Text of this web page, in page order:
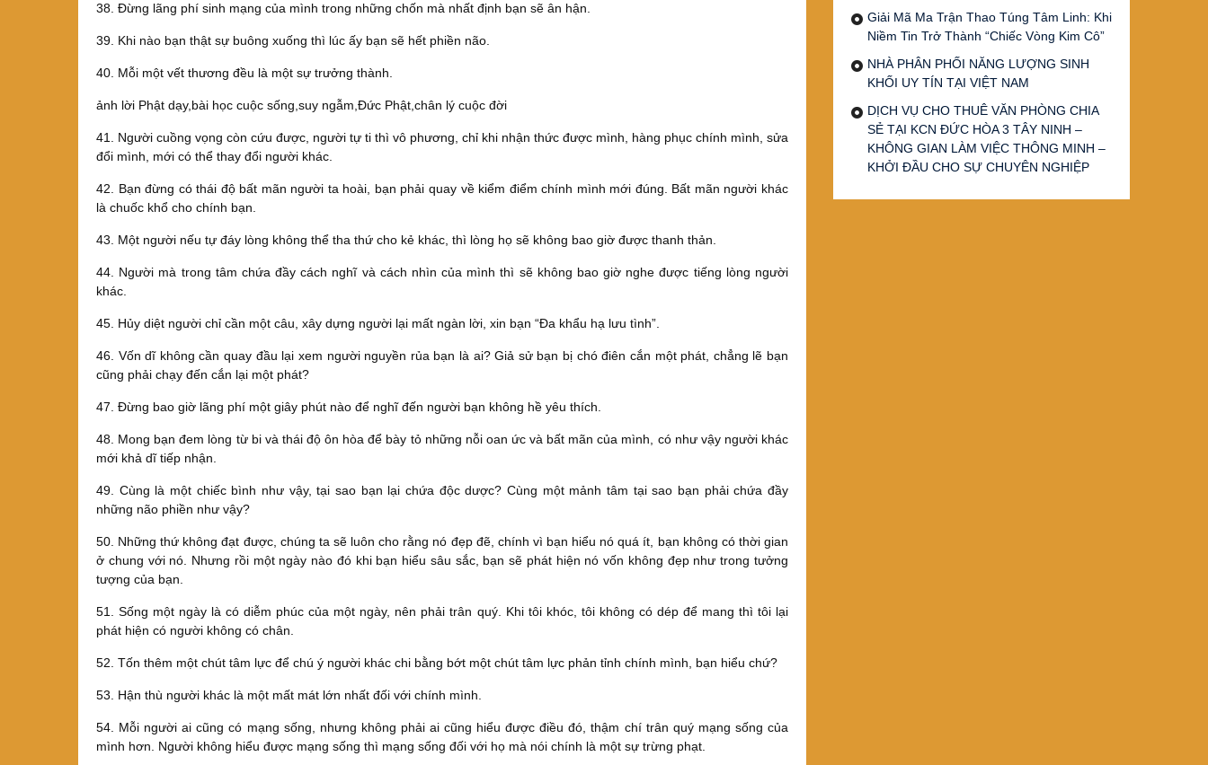
38. Đừng lãng phí sinh mạng của mình trong những chốn mà nhất định bạn sẽ ân hận.
39. Khi nào bạn thật sự buông xuống thì lúc ấy bạn sẽ hết phiền não.
40. Mỗi một vết thương đều là một sự trưởng thành.
ảnh lời Phật dạy,bài học cuộc sống,suy ngẫm,Đức Phật,chân lý cuộc đời
41. Người cuồng vọng còn cứu được, người tự ti thì vô phương, chỉ khi nhận thức được mình, hàng phục chính mình, sửa
đổi mình, mới có thể thay đổi người khác.
42. Bạn đừng có thái độ bất mãn người ta hoài, bạn phải quay về kiểm điểm chính mình mới đúng. Bất mãn người khác
là chuốc khổ cho chính bạn.
43. Một người nếu tự đáy lòng không thể tha thứ cho kẻ khác, thì lòng họ sẽ không bao giờ được thanh thản.
44. Người mà trong tâm chứa đầy cách nghĩ và cách nhìn của mình thì sẽ không bao giờ nghe được tiếng lòng người
khác.
45. Hủy diệt người chỉ cần một câu, xây dựng người lại mất ngàn lời, xin bạn “Đa khẩu hạ lưu tình”.
46. Vốn dĩ không cần quay đầu lại xem người nguyền rủa bạn là ai? Giả sử bạn bị chó điên cắn một phát, chẳng lẽ bạn
cũng phải chạy đến cắn lại một phát?
47. Đừng bao giờ lãng phí một giây phút nào để nghĩ đến người bạn không hề yêu thích.
48. Mong bạn đem lòng từ bi và thái độ ôn hòa để bày tỏ những nỗi oan ức và bất mãn của mình, có như vậy người khác
mới khả dĩ tiếp nhận.
49. Cùng là một chiếc bình như vậy, tại sao bạn lại chứa độc dược? Cùng một mảnh tâm tại sao bạn phải chứa đầy
những não phiền như vậy?
50. Những thứ không đạt được, chúng ta sẽ luôn cho rằng nó đẹp đẽ, chính vì bạn hiểu nó quá ít, bạn không có thời gian
ở chung với nó. Nhưng rồi một ngày nào đó khi bạn hiểu sâu sắc, bạn sẽ phát hiện nó vốn không đẹp như trong tưởng
tượng của bạn.
51. Sống một ngày là có diễm phúc của một ngày, nên phải trân quý. Khi tôi khóc, tôi không có dép để mang thì tôi lại
phát hiện có người không có chân.
52. Tốn thêm một chút tâm lực để chú ý người khác chi bằng bớt một chút tâm lực phản tỉnh chính mình, bạn hiểu chứ?
53. Hận thù người khác là một mất mát lớn nhất đối với chính mình.
54. Mỗi người ai cũng có mạng sống, nhưng không phải ai cũng hiểu được điều đó, thậm chí trân quý mạng sống của
mình hơn. Người không hiểu được mạng sống thì mạng sống đối với họ mà nói chính là một sự trừng phạt.
Giải Mã Ma Trận Thao Túng Tâm Linh: Khi
Niềm Tin Trở Thành “Chiếc Vòng Kim Cô”
NHÀ PHÂN PHỐI NĂNG LƯỢNG SINH
KHỐI UY TÍN TẠI VIỆT NAM
DỊCH VỤ CHO THUÊ VĂN PHÒNG CHIA
SẺ TẠI KCN ĐỨC HÒA 3 TÂY NINH –
KHÔNG GIAN LÀM VIỆC THÔNG MINH –
KHỞI ĐẦU CHO SỰ CHUYÊN NGHIỆP